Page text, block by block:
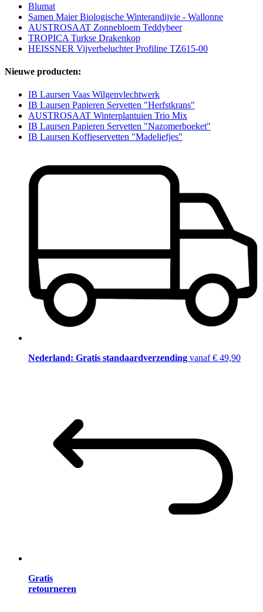
Blumat
Samen Maier Biologische Winterandijvie - Wallonne
AUSTROSAAT Zonnebloem Teddybeer
TROPICA Turkse Drakenkop
HEISSNER Vijverbeluchter Profiline TZ615-00
Nieuwe producten:
IB Laursen Vaas Wilgenvlechtwerk
IB Laursen Papieren Servetten "Herfstkrans"
AUSTROSAAT Winterplantuien Trio Mix
IB Laursen Papieren Servetten "Nazomerboeket"
IB Laursen Koffieservetten "Madeliefjes"
Nederland: Gratis standaardverzending vanaf € 49,90
Gratis
retourneren